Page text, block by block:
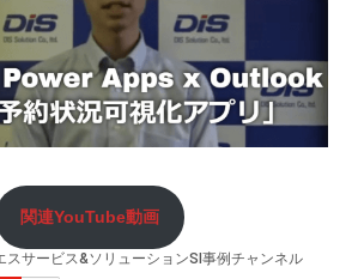
関連YouTube動画